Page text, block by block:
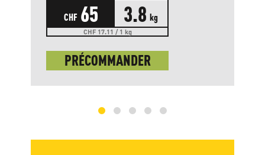
CHF 65 3.8 kg
CHF 17.11 / 1 kg
PRÉCOMMANDER